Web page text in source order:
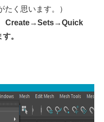
く思います。）
Create→Sets→Quick
。